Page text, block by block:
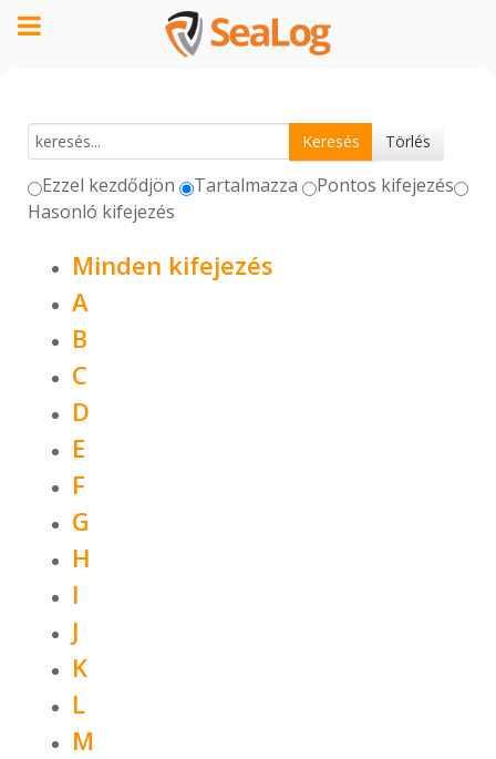
Ezzel kezdődjön Tartalmazza
Pontos kifejezés
Hasonló kifejezés
Minden kifejezés
A
B
C
D
E
F
G
H
I
J
K
L
M